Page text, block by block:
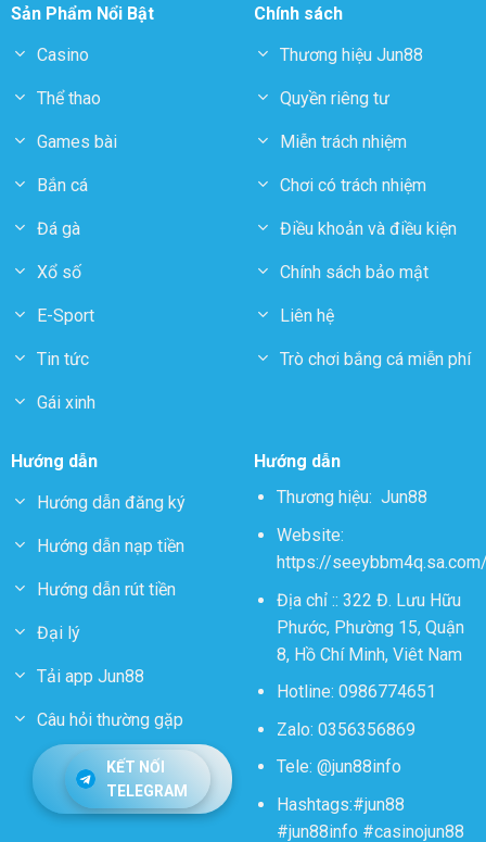
Sản Phẩm Nổi Bật
Casino
Thể thao
Games bài
Bắn cá
Đá gà
Xổ số
E-Sport
Tin tức
Gái xinh
Chính sách
Thương hiệu Jun88
Quyền riêng tư
Miễn trách nhiệm
Chơi có trách nhiệm
Điều khoản và điều kiện
Chính sách bảo mật
Liên hệ
Trò chơi bắng cá miễn phí
Hướng dẫn
Hướng dẫn đăng ký
Hướng dẫn nạp tiền
Hướng dẫn rút tiền
Đại lý
Tải app Jun88
Câu hỏi thường gặp
KẾT NỐI
TELEGRAM
Hướng dẫn
Thương hiệu: Jun88
Website:
https://
Địa chỉ :: 322 Đ. Lưu Hữu
Phước, Phường 15, Quận
8, Hồ Chí Minh, Viêt Nam
Hotline: 0986774651
Zalo: 0356356869
Tele: @jun88info
Hashtags:#jun88
#jun88info #casinojun88